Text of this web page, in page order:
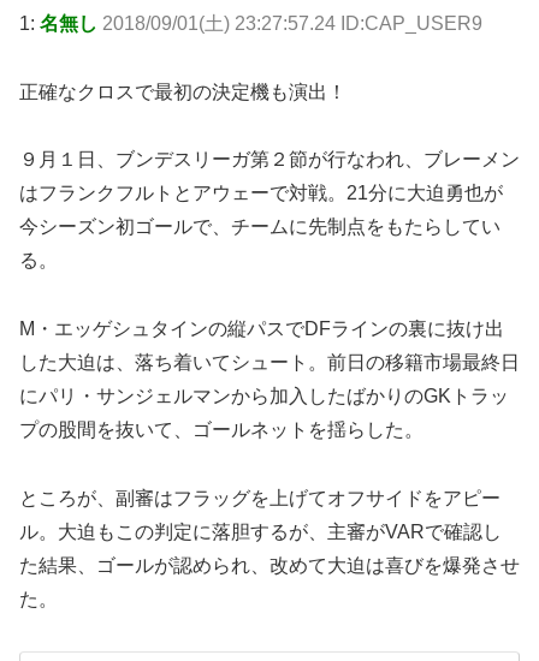
1: 名無し 2018/09/01(土) 23:27:57.24 ID:CAP_USER9
正確なクロスで最初の決定機も演出！
９月１日、ブンデスリーガ第２節が行なわれ、ブレーメン
はフランクフルトとアウェーで対戦。21分に大迫勇也が
今シーズン初ゴールで、チームに先制点をもたらしてい
る。
M・エッゲシュタインの縦パスでDFラインの裏に抜け出
した大迫は、落ち着いてシュート。前日の移籍市場最終日
にパリ・サンジェルマンから加入したばかりのGKトラッ
プの股間を抜いて、ゴールネットを揺らした。
ところが、副審はフラッグを上げてオフサイドをアピー
ル。大迫もこの判定に落胆するが、主審がVARで確認し
た結果、ゴールが認められ、改めて大迫は喜びを爆発させ
た。